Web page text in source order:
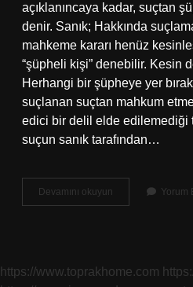
açıklanıncaya kadar, suçtan
denir. Sanık; Hakkında
mahkeme kararı henüz
“şüpheli kişi” denebilir. Kesin
Herhangi bir şüpheye yer
suçlanan suçtan mahkum
edici bir delil elde edilemediği
suçun sanık tarafından…
Devamını okuyun
Suçu
Yorum
https://www.toprakhome.com